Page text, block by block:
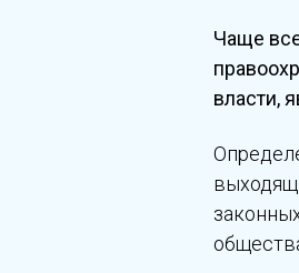
Чаще
власти,